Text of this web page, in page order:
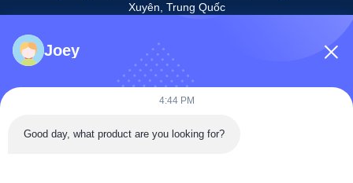
Xuyên, Trung Quốc
e-mail: joeyying626@gmail.com
Bản quyền © 2022-2026 Zigong City Red Tiger Culture & Art Co., Ltd.. Tất
Joey
4:44 PM
Good day, what product are you looking for?